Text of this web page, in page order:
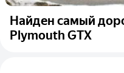
Найден самый
Plymouth GTX